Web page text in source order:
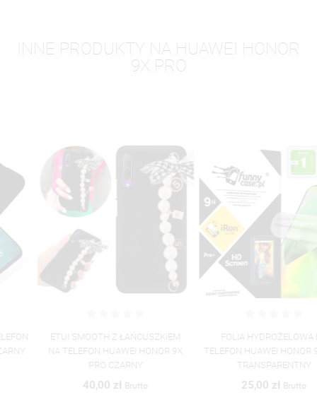
INNE PRODUKTY NA HUAWEI HONOR
9X PRO
ETUI SMOOTH Z ŁAŃCUSZKIEM
NA TELEFON HUAWEI HONOR 9X
PRO CZARNY
40,00 złBrutto
FOLIA HYDROŻELOWA NA
TELEFON HUAWEI HONOR 9X PRO
TRANSPARENTNY
25,00 złBrutto